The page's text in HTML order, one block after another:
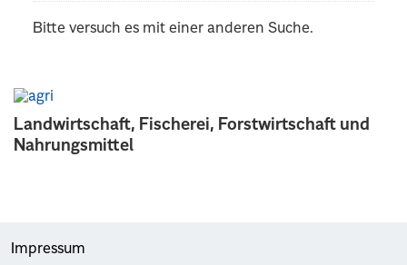
Landwirtschaft, Fischerei, Forstwirtschaft und
Nahrungsmittel
Bitte versuch es mit einer anderen Suche.
Impressum